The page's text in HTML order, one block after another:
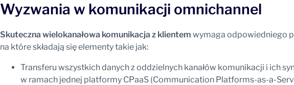
Wyzwania w komunikacji omnichannel
Skuteczna wielokanałowa komunikacja z klientem wymaga odpowiedniego
na które składają się elementy takie jak:
Transferu wszystkich danych z oddzielnych kanałów komunikacji i ich
w ramach jednej platformy CPaaS (Communication Platforms-as-a-